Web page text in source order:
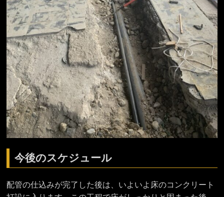
今後のスケジュール
配管の仕込みが完了した後は、いよいよ床のコンクリート